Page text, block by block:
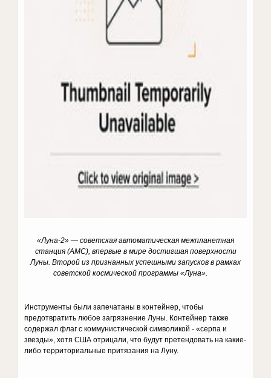
«Луна-2» — советская автоматическая межпланетная
станция (АМС), впервые в мире достигшая поверхности
Луны. Второй из признанных успешными запусков в рамках
советской космической программы «Луна».
Инструменты были запечатаны в контейнер, чтобы
предотвратить любое загрязнение Луны. Контейнер также
содержал флаг с коммунистической символикой - «серпа и
звезды», хотя США отрицали, что будут претендовать на какие-
либо территориальные притязания на Луну.